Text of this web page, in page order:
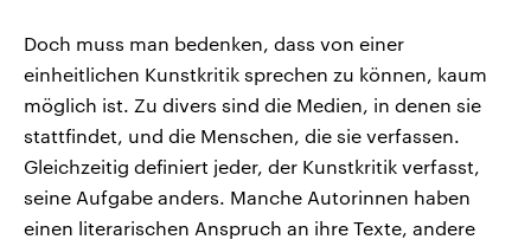
Doch muss man bedenken, dass von einer
einheitlichen Kunstkritik sprechen zu können, kaum
möglich ist. Zu divers sind die Medien, in denen sie
stattfindet, und die Menschen, die sie verfassen.
Gleichzeitig definiert jeder, der Kunstkritik verfasst,
seine Aufgabe anders. Manche Autorinnen haben
einen literarischen Anspruch an ihre Texte, andere